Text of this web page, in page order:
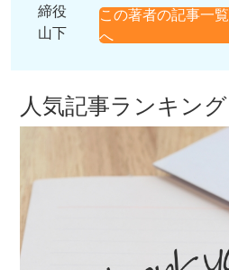
締役
山下
この著者の記事一覧
へ
人気記事ランキング